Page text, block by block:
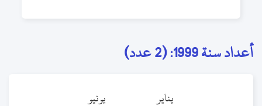
أعداد سنة 1999: (2 عدد)
يناير يونيو